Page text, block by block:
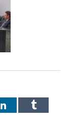
LinkedInTumblr